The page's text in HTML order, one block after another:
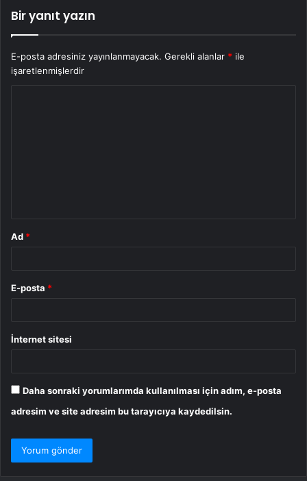
Bir yanıt yazın
E-posta adresiniz yayınlanmayacak. Gerekli alanlar * ile
işaretlenmişlerdir
Ad *
E-posta *
İnternet sitesi
Daha sonraki yorumlarımda kullanılması için adım, e-posta
adresim ve site adresim bu tarayıcıya kaydedilsin.